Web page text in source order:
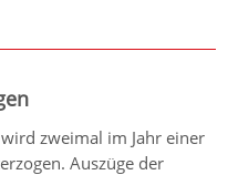
zweimal im Jahr einer
Auszüge der